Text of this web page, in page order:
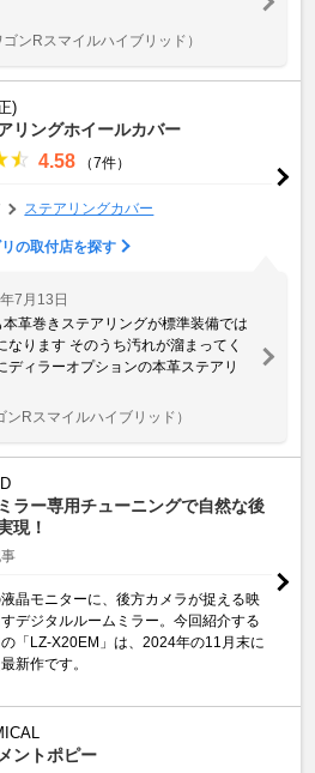
ゴンRスマイルハイブリッド）
)
リングホイールカバー
4.58 （7件）
ステアリングカバー
の取付店を探す
7月13日
革巻きステアリングが標準装備では
ります そのうち汚れが溜まってく
ディラーオプションの本革ステアリ
ンRスマイルハイブリッド）
ラー専用チューニングで自然な後
現！
液晶モニターに、後方カメラが捉える映
デジタルルームミラー。今回紹介する
「LZ-X20EM」は、2024年の11月末に
新作です。
ントポピー